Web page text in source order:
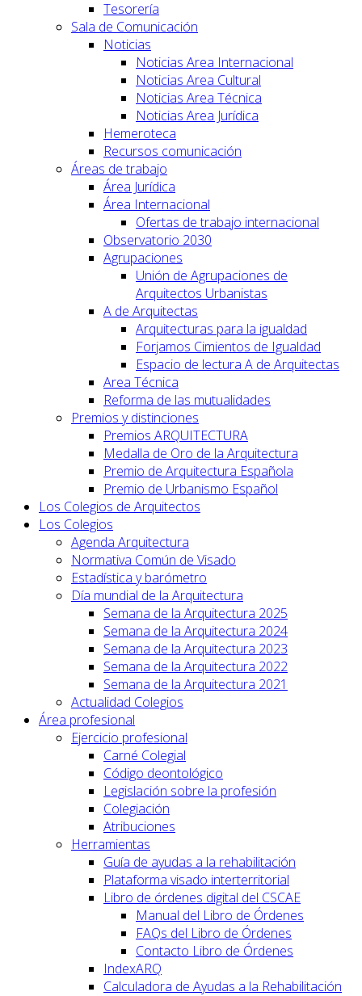
Tesorería
Sala de Comunicación
Noticias
Noticias Area Internacional
Noticias Area Cultural
Noticias Area Técnica
Noticias Area Jurídica
Hemeroteca
Recursos comunicación
Áreas de trabajo
Área Jurídica
Área Internacional
Ofertas de trabajo internacional
Observatorio 2030
Agrupaciones
Unión de Agrupaciones de
Arquitectos Urbanistas
A de Arquitectas
Arquitecturas para la igualdad
Forjamos Cimientos de Igualdad
Espacio de lectura A de Arquitectas
Area Técnica
Reforma de las mutualidades
Premios y distinciones
Premios ARQUITECTURA
Medalla de Oro de la Arquitectura
Premio de Arquitectura Española
Premio de Urbanismo Español
Los Colegios de Arquitectos
Los Colegios
Agenda Arquitectura
Normativa Común de Visado
Estadística y barómetro
Día mundial de la Arquitectura
Semana de la Arquitectura 2025
Semana de la Arquitectura 2024
Semana de la Arquitectura 2023
Semana de la Arquitectura 2022
Semana de la Arquitectura 2021
Actualidad Colegios
Área profesional
Ejercicio profesional
Carné Colegial
Código deontológico
Legislación sobre la profesión
Colegiación
Atribuciones
Herramientas
Guía de ayudas a la rehabilitación
Plataforma visado interterritorial
Libro de órdenes digital del CSCAE
Manual del Libro de Órdenes
FAQs del Libro de Órdenes
Contacto Libro de Órdenes
IndexARQ
Calculadora de Ayudas a la Rehabilitación